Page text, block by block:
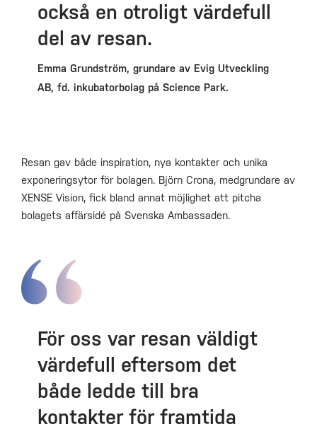
också en otroligt värdefull
del av resan.
Emma Grundström, grundare av Evig Utveckling
AB, fd. inkubatorbolag på Science Park.
Resan gav både inspiration, nya kontakter och unika
exponeringsytor för bolagen. Björn Crona, medgrundare av
XENSE Vision, fick bland annat möjlighet att pitcha
bolagets affärsidé på Svenska Ambassaden.
För oss var resan väldigt
värdefull eftersom det
både ledde till bra
kontakter för framtida